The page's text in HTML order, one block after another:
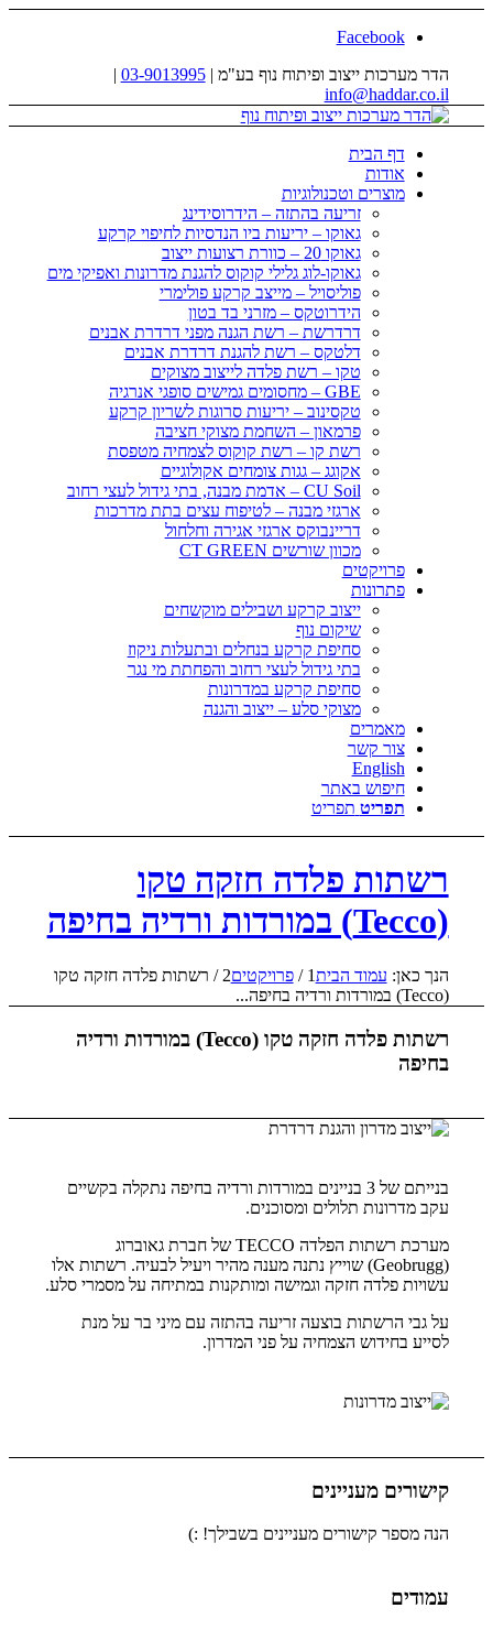
Facebook
הדר מערכות ייצוב ופיתוח נוף בע"מ |03-9013995
|
info@haddar.co.il
דף הבית
אודות
מוצרים וטכנולוגיות
זריעה בהתזה – הידרוסידינג
גאוקו – יריעות ביו הנדסיות לחיפוי קרקע
גאוקו 20 – כוורת רצועות ייצוב
גאוקו-לוג גלילי קוקוס להגנת מדרונות ואפיקי מים
פוליסויל – מייצב קרקע פולימרי
הידרוטקס – מזרני בד בטון
דרדרשת – רשת הגנה מפני דרדרת אבנים
דלטקס – רשת להגנת דרדרת אבנים
טקו – רשת פלדה לייצוב מצוקים
GBE – מחסומים גמישים סופגי אנרגיה
טקסינוב – יריעות סרוגות לשריון קרקע
פרמאון – השחמת מצוקי חציבה
רשת קו – רשת קוקוס לצמחיה מטפסת
אקוגג – גגות צומחים אקולוגיים
CU Soil – אדמת מבנה, בתי גידול לעצי רחוב
ארגזי מבנה – לטיפוח עצים בתת מדרכות
דריינבוקס ארגזי אגירה וחלחול
מכוון שורשים CT GREEN
פרויקטים
פתרונות
ייצוב קרקע ושבילים מוקשחים
שיקום נוף
סחיפת קרקע בנחלים ובתעלות ניקוז
בתי גידול לעצי רחוב והפחתת מי נגר
סחיפת קרקע במדרונות
מצוקי סלע – ייצוב והגנה
מאמרים
צור קשר
English
חיפוש באתר
תפריט תפריט
רשתות פלדה חזקה טקו
(Tecco) במורדות ורדיה בחיפה
הנך כאן: עמוד הבית1
/ פרויקטים2
/ רשתות פלדה חזקה טקו
(Tecco) במורדות ורדיה בחיפה...
רשתות פלדה חזקה טקו (Tecco) במורדות ורדיה
בחיפה
בנייתם של 3 בניינים במורדות ורדיה בחיפה נתקלה בקשיים
עקב מדרונות תלולים ומסוכנים.
מערכת רשתות הפלדה TECCO של חברת גאוברוג
(Geobrugg) שוייץ נתנה מענה מהיר ויעיל לבעיה. רשתות אלו
עשויות פלדה חזקה וגמישה ומותקנות במתיחה על מסמרי סלע.
על גבי הרשתות בוצעה זריעה בהתזה עם מיני בר על מנת
לסייע בחידוש הצמחיה על פני המדרון.
קישורים מעניינים
הנה מספר קישורים מעניינים בשבילך! :)
עמודים